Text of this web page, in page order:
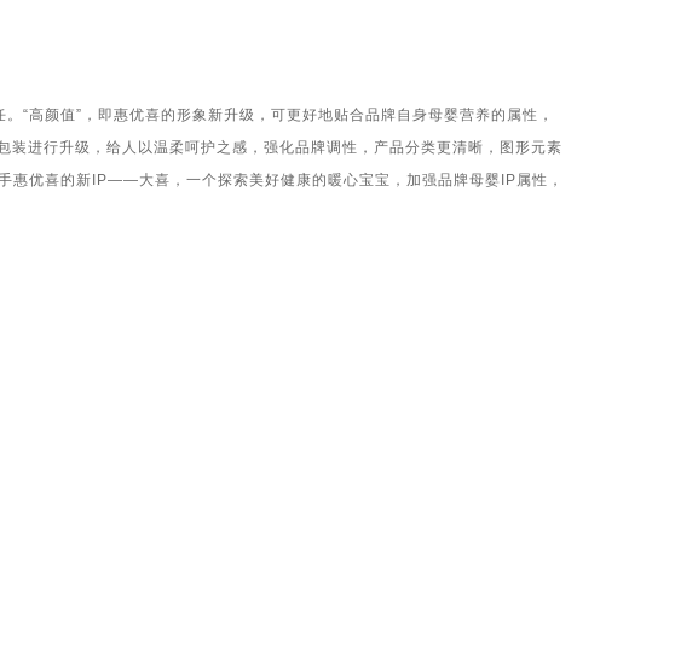
颜值”，即惠优喜的形象新升级，可更好地贴合品牌自身母婴营养的属性，
进行升级，给人以温柔呵护之感，强化品牌调性，产品分类更清晰，图形元素
惠优喜的新 IP——大喜，一个探索美好健康的暖心宝宝，加强品牌母婴 IP属性，